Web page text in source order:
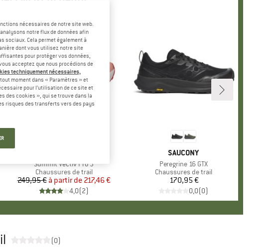
Article
Summit Vectiv Pro 3
Product group
Chaussures de trail
Prix
249,95 € Prix réduit
à partir de 217,46 €
4,0(2)
Jusqu'à -13 %
MARQUE
SAUCONY
Article
Peregrine 16 GTX
Product group
Chaussures de trail
Prix
170,95 €
0,0(0)
(0)
nécessaires de notre site web.
notre flux de données afin
sociaux. Cela permet également à
dont vous utilisez notre site
pour protéger vos données,
acceptez que nous procédions de
techniquement nécessaires,
moment dans « Paramètres » et
pour l’utilisation de ce site et
des cookies », qui se trouve dans la
risques des transferts vers des pays